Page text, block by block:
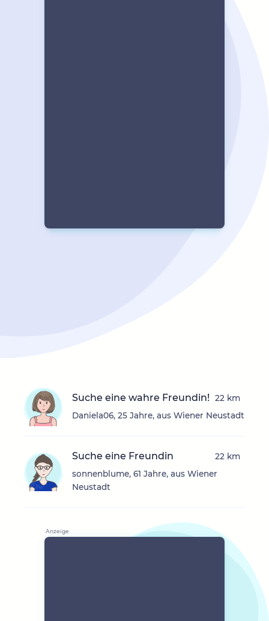
Suche eine wahre Freundin!
Daniela06, 25 Jahre, aus Wiener Neustadt
22 km
Suche eine Freundin
sonnenblume, 61 Jahre, aus Wiener
Neustadt
22 km